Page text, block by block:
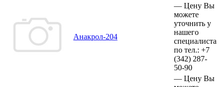
Анакрол-204
— Цену Вы
можете
уточнить у
нашего
специалиста
по тел.: +7
(342) 287-
50-90
— Цену Вы